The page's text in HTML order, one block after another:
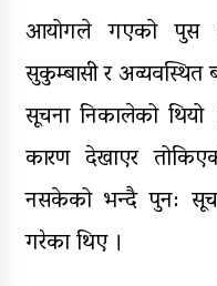
आयोगले गएको पुस
सुकुम्बासी र अव्यवस्थित
सूचना निकालेको थियो
कारण देखाएर
नसकेको भन्दै पुन:
गरेका थिए ।